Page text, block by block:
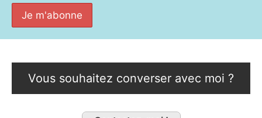
Vous souhaitez converser avec moi ?